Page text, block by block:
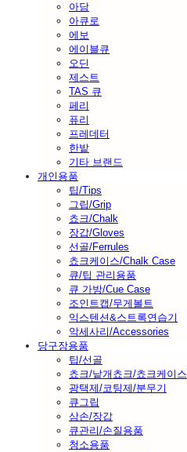
아담
아큐로
에보
에이블큐
오딘
제스트
TAS 큐
페리
퓨리
프레데터
한밭
기타 브랜드
개인용품
팁/Tips
그립/Grip
쵸크/Chalk
장갑/Gloves
선골/Ferrules
쵸크케이스/Chalk Case
큐/팁 관리용품
큐 가방/Cue Case
조인트캡/무게볼트
익스텐션&스트록연습기
악세사리/Accessories
당구장용품
팁/선골
쵸크/낱개쵸크/쵸크케이스
광택제/코팅제/분무기
큐그립
삼손/장갑
큐관리/손질용품
청소용품